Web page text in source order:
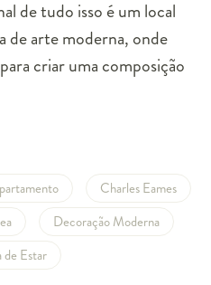
de tudo isso é um local
de arte moderna, onde
criar uma composição
Charles Eames
Decoração Moderna
de Estar